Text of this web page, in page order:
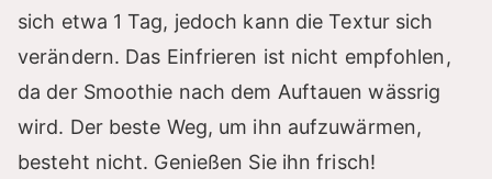
sich etwa 1 Tag, jedoch kann die Textur sich
verändern. Das Einfrieren ist nicht empfohlen,
da der Smoothie nach dem Auftauen wässrig
wird. Der beste Weg, um ihn aufzuwärmen,
besteht nicht. Genießen Sie ihn frisch!